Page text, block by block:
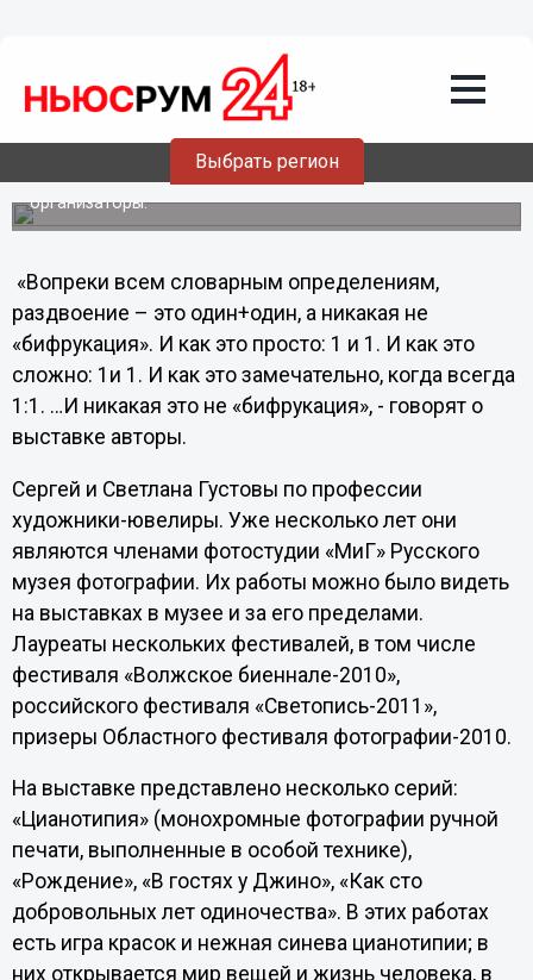
Выбрать регион
В Нижнем Новгороде откроется
фотовыставка "Раз-двоение"
1 февраля в 17.00 в Русском музее фотографии
состоится открытие юбилейной выставки "Раз-двоение".
Авторы - Сергей и Светлана Густовы, сообщают
организаторы.
«Вопреки всем словарным определениям,
раздвоение – это один+один, а никакая не
«бифрукация». И как это просто: 1 и 1. И как это
сложно: 1и 1. И как это замечательно, когда всегда
1:1. …И никакая это не «бифрукация», - говорят о
выставке авторы.
Сергей и Светлана Густовы по профессии
художники-ювелиры. Уже несколько лет они
являются членами фотостудии «МиГ» Русского
музея фотографии. Их работы можно было видеть
на выставках в музее и за его пределами.
Лауреаты нескольких фестивалей, в том числе
фестиваля «Волжское биеннале-2010»,
российского фестиваля «Светопись-2011»,
призеры Областного фестиваля фотографии-2010.
На выставке представлено несколько серий:
«Цианотипия» (монохромные фотографии ручной
печати, выполненные в особой технике),
«Рождение», «В гостях у Джино», «Как сто
добровольных лет одиночества». В этих работах
есть игра красок и нежная синева цианотипии; в
них открывается мир вещей и жизнь человека, в